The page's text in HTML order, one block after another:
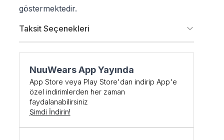
göstermektedir.
Taksit Seçenekleri
NuuWears App Yayında
App Store veya Play Store'dan indirip App'e
özel indirimlerden her zaman
faydalanabilirsiniz
Şimdi İndirin!
Özel
öğrenmek ve